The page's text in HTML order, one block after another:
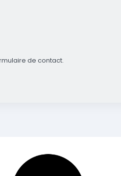
de contact.